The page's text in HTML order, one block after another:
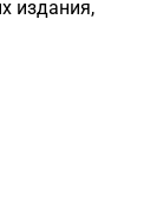
издания,